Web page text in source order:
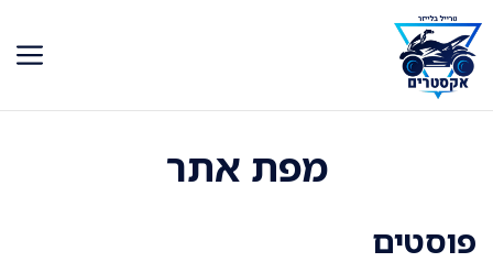
לדלג
לתוכן
מפת אתר
פוסטים